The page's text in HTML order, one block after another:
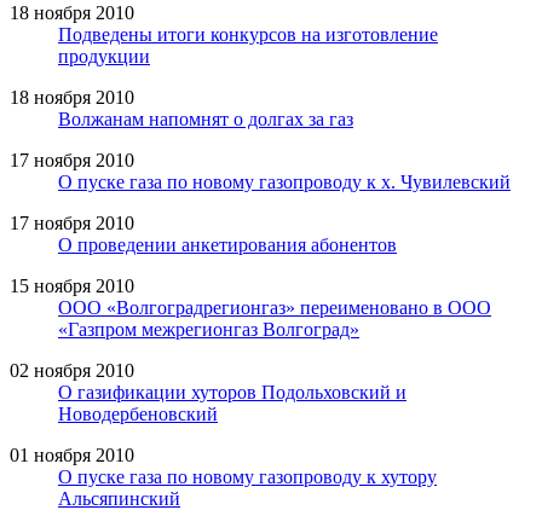
18 ноября 2010
Подведены итоги конкурсов на изготовление
продукции
18 ноября 2010
Волжанам напомнят о долгах за газ
17 ноября 2010
О пуске газа по новому газопроводу к х. Чувилевский
17 ноября 2010
О проведении анкетирования абонентов
15 ноября 2010
ООО «Волгоградрегионгаз» переименовано в ООО
«Газпром межрегионгаз Волгоград»
02 ноября 2010
О газификации хуторов Подольховский и
Новодербеновский
01 ноября 2010
О пуске газа по новому газопроводу к хутору
Альсяпинский